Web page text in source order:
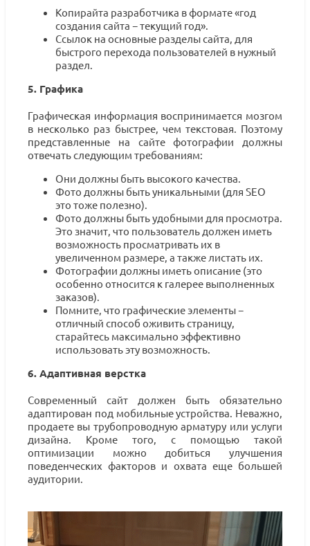
Копирайта разработчика в формате «год
создания сайта − текущий год».
Ссылок на основные разделы сайта, для
быстрого перехода пользователей в нужный
раздел.
5. Графика
Графическая информация воспринимается мозгом
в несколько раз быстрее, чем текстовая. Поэтому
представленные на сайте фотографии должны
отвечать следующим требованиям:
Они должны быть высокого качества.
Фото должны быть уникальными (для SEO
это тоже полезно).
Фото должны быть удобными для просмотра.
Это значит, что пользователь должен иметь
возможность просматривать их в
увеличенном размере, а также листать их.
Фотографии должны иметь описание (это
особенно относится к галерее выполненных
заказов).
Помните, что графические элементы −
отличный способ оживить страницу,
старайтесь максимально эффективно
использовать эту возможность.
6. Адаптивная верстка
Современный сайт должен быть обязательно
адаптирован под мобильные устройства. Неважно,
продаете вы трубопроводную арматуру или услуги
дизайна. Кроме того, с помощью такой
оптимизации можно добиться улучшения
поведенческих факторов и охвата еще большей
аудитории.